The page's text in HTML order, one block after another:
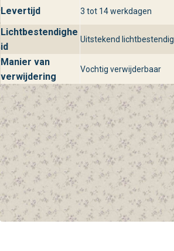
Levertijd 3 tot 14 werkdagen
Lichtbestendighe
id
Uitstekend lichtbestendig
Manier van
verwijdering
Vochtig verwijderbaar